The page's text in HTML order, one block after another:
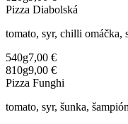
Pizza Diabolská
tomato, syr, chilli omáčka,
540g7,00 €
810g9,00 €
Pizza Funghi
tomato, syr, šunka,